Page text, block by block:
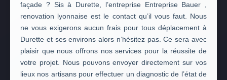
façade ? Sis à Durette, l’entreprise Entreprise Bauer ,
renovation lyonnaise est le contact qu’il vous faut. Nous
ne vous exigerons aucun frais pour tous déplacement à
Durette et ses environs alors n’hésitez pas. Ce sera avec
plaisir que nous offrons nos services pour la réussite de
votre projet. Nous pouvons envoyer directement sur vos
lieux nos artisans pour effectuer un diagnostic de l’état de